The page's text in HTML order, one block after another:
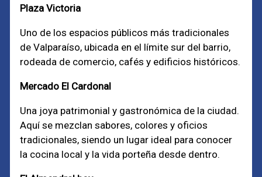
Plaza Victoria
Uno de los espacios públicos más tradicionales
de Valparaíso, ubicada en el límite sur del barrio,
rodeada de comercio, cafés y edificios históricos.
Mercado El Cardonal
Una joya patrimonial y gastronómica de la ciudad.
Aquí se mezclan sabores, colores y oficios
tradicionales, siendo un lugar ideal para conocer
la cocina local y la vida porteña desde dentro.